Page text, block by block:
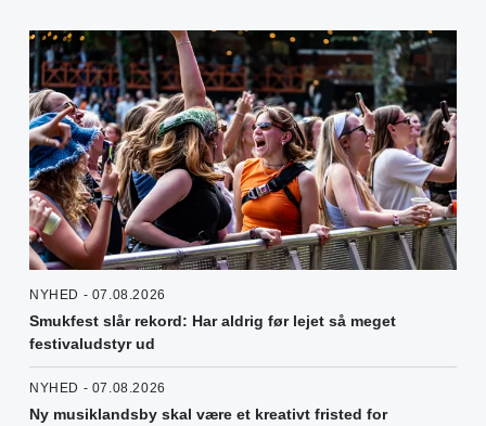
NYHED - 07.08.2026
Smukfest slår rekord: Har aldrig før lejet så meget
festivaludstyr ud
NYHED - 07.08.2026
Ny musiklandsby skal være et kreativt fristed for